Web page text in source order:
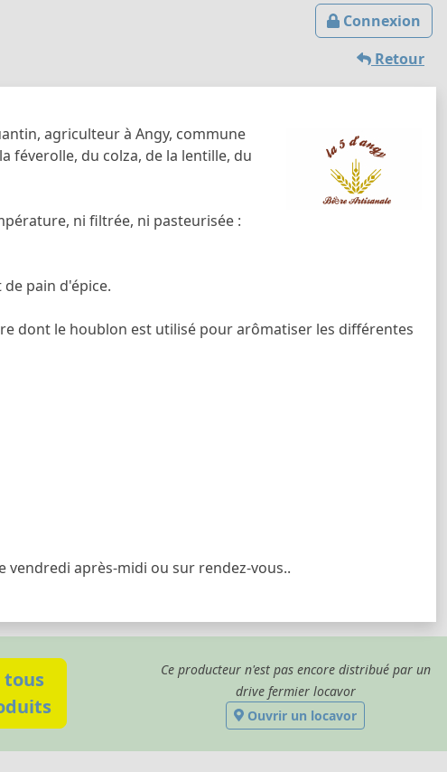
Connexion
Retour
agriculteur à Angy, commune
féverolle, du colza, de la lentille, du
ni filtrée, ni pasteurisée :
pain d'épice.
dont le houblon est utilisé pour arômatiser les différentes
après-midi ou sur rendez-vous..
tous
Ce producteur n'est pas encore distribué par un
drive fermier locavor
Ouvrir un locavor